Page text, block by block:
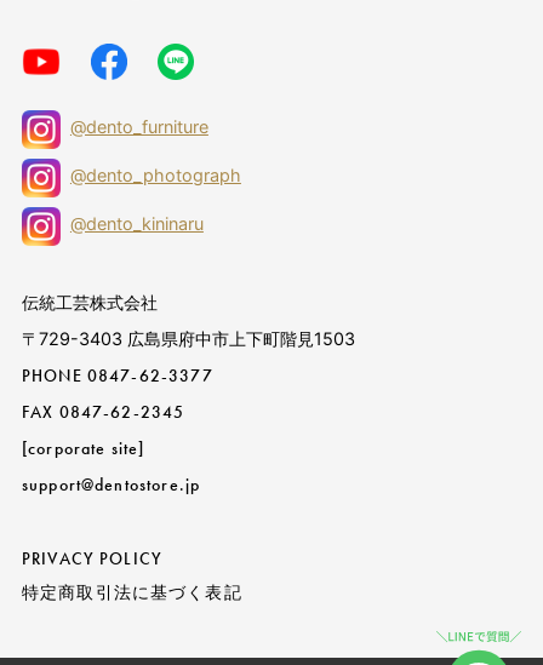
@dento_furniture
@dento_photograph
@dento_kininaru
伝統工芸株式会社
〒729-3403 広島県府中市上下町階見1503
PHONE 0847-62-3377
FAX 0847-62-2345
[corporate site]
support@dentostore.jp
PRIVACY POLICY
特定商取引法に基づく表記